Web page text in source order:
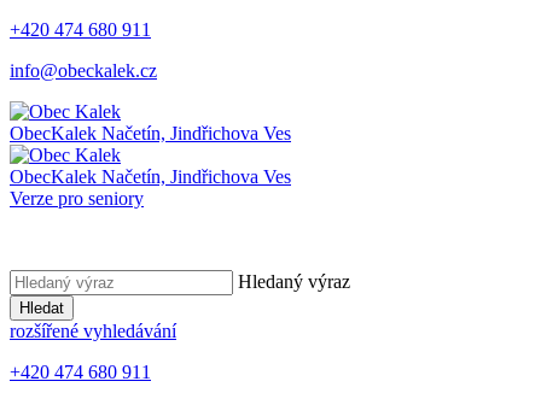
+420 474 680 911
info@obeckalek.cz
ObecKalek Načetín, Jindřichova Ves
ObecKalek Načetín, Jindřichova Ves
Verze pro seniory
Hledaný výraz
Hledat
rozšířené vyhledávání
+420 474 680 911